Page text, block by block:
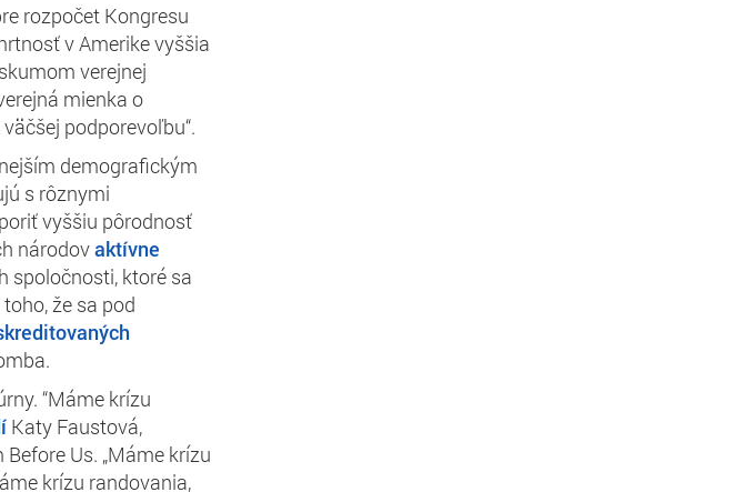
rozpočet Kongresu
v Amerike vyššia
verejnej
mienka o
podporevoľbu“.
demografickým
s rôznymi
vyššiu pôrodnosť
národovaktívne
spoločnosti, ktoré sa
že sa pod
“Máme krízu
Katy Faustová,
Us. „Máme krízu
krízu randovania,